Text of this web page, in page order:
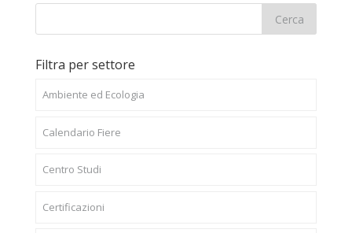
Filtra per settore
Ambiente ed Ecologia
Calendario Fiere
Centro Studi
Certificazioni